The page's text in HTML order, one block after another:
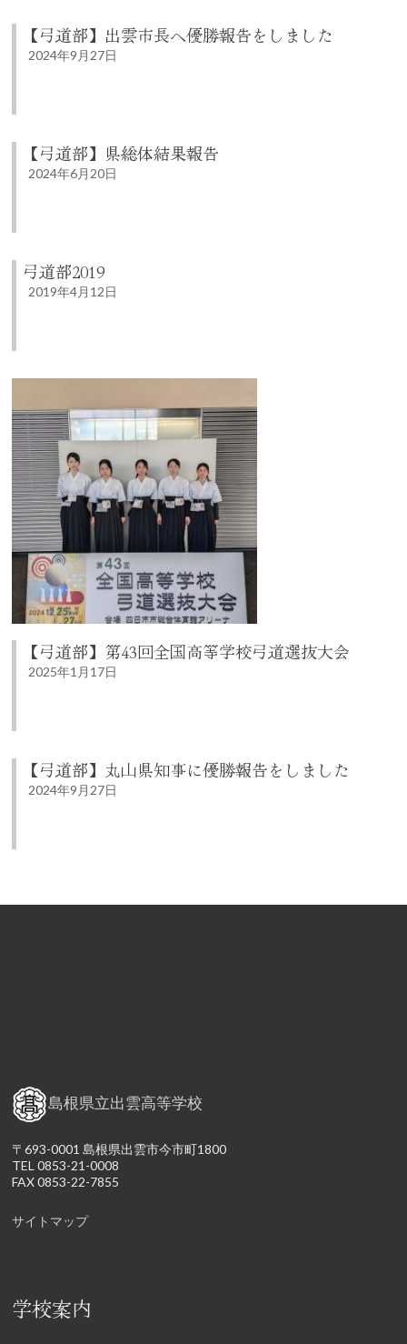
【弓道部】出雲市長へ優勝報告をしました
2024年9月27日
【弓道部】県総体結果報告
2024年6月20日
弓道部2019
2019年4月12日
【弓道部】第43回全国高等学校弓道選抜大会
2025年1月17日
【弓道部】丸山県知事に優勝報告をしました
2024年9月27日
島根県立出雲高等学校
〒693-0001 島根県出雲市今市町1800
TEL 0853-21-0008
FAX 0853-22-7855
サイトマップ
学校案内